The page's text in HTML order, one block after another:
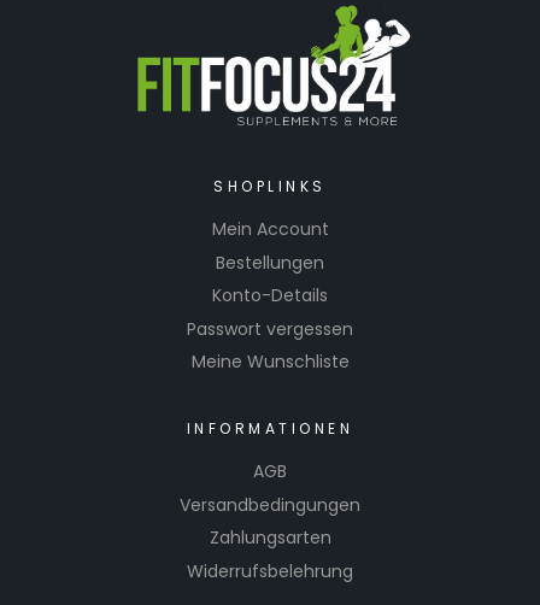
SHOPLINKS
Mein Account
Bestellungen
Konto-Details
Passwort vergessen
Meine Wunschliste
INFORMATIONEN
AGB
Versandbedingungen
Zahlungsarten
Widerrufsbelehrung